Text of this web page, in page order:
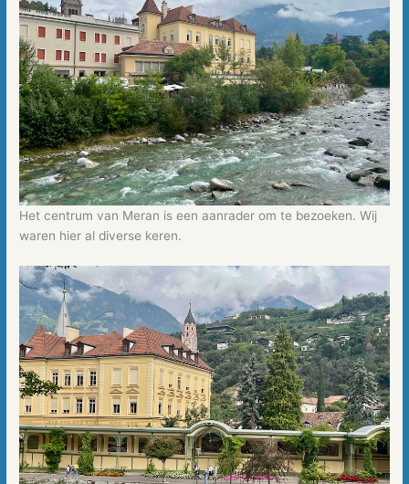
Het centrum van Meran is een aanrader om te bezoeken. Wij
waren hier al diverse keren.